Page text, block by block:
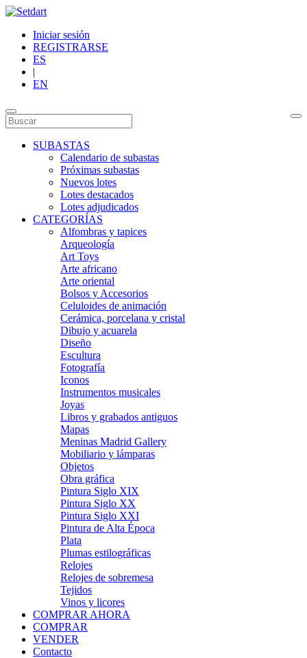
Iniciar sesión
REGISTRARSE
ES
|
EN
SUBASTAS
Calendario de subastas
Próximas subastas
Nuevos lotes
Lotes destacados
Lotes adjudicados
CATEGORÍAS
Alfombras y tapices
Arqueología
Art Toys
Arte africano
Arte oriental
Bolsos y Accesorios
Celuloides de animación
Cerámica, porcelana y cristal
Dibujo y acuarela
Diseño
Escultura
Fotografía
Iconos
Instrumentos musicales
Joyas
Libros y grabados antiguos
Mapas
Meninas Madrid Gallery
Mobiliario y lámparas
Objetos
Obra gráfica
Pintura Siglo XIX
Pintura Siglo XX
Pintura Siglo XXI
Pintura de Alta Época
Plata
Plumas estilográficas
Relojes
Relojes de sobremesa
Tejidos
Vinos y licores
COMPRAR AHORA
COMPRAR
VENDER
Contacto